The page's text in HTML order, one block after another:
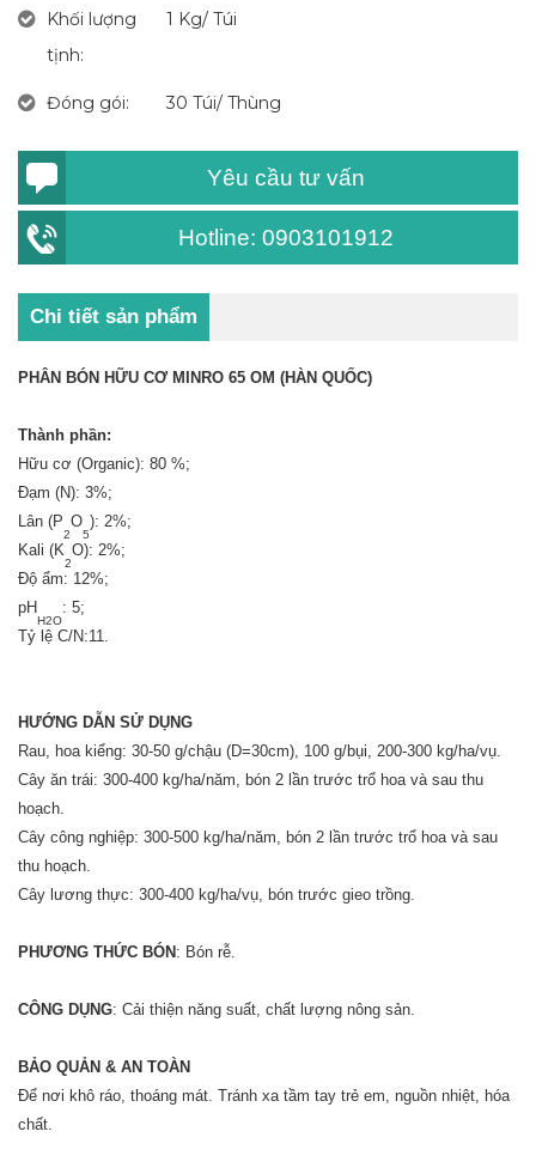
Khối lượng
tịnh:
1 Kg/ Túi
Đóng gói: 30 Túi/ Thùng
Yêu cầu tư vấn
Hotline: 0903101912
Chi tiết sản phẩm
PHÂN BÓN HỮU CƠ MINRO 65 OM (HÀN QUỐC)
Thành phần:
Hữu cơ (Organic): 80 %;
Đạm (N): 3%;
Lân (P
2
O
5
): 2%;
Kali (K
2
O): 2%;
Độ ẩm: 12%;
pH
H2O
: 5;
Tỷ lệ C/N:11.
HƯỚNG DẪN SỬ DỤNG
Rau, hoa kiểng: 30-50 g/chậu (D=30cm), 100 g/bụi, 200-300 kg/ha/vụ.
Cây ăn trái: 300-400 kg/ha/năm, bón 2 lần trước trổ hoa và sau thu
hoạch.
Cây công nghiệp: 300-500 kg/ha/năm, bón 2 lần trước trổ hoa và sau
thu hoạch.
Cây lương thực: 300-400 kg/ha/vụ, bón trước gieo trồng.
PHƯƠNG THỨC BÓN: Bón rễ.
CÔNG DỤNG: Cải thiện năng suất, chất lượng nông sản.
BẢO QUẢN & AN TOÀN
Để nơi khô ráo, thoáng mát. Tránh xa tầm tay trẻ em, nguồn nhiệt, hóa
chất.